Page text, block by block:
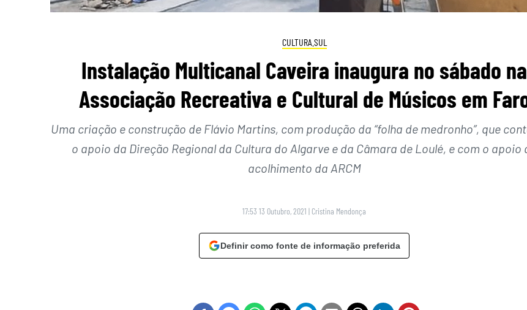
CULTURA.SUL
Instalação Multicanal Caveira inaugura no sábado na
Associação Recreativa e Cultural de Músicos em
Uma criação e construção de Flávio Martins, com produção da “folha de medronho”, que
o apoio da Direção Regional da Cultura do Algarve e da Câmara de Loulé, e com o apoio
acolhimento da ARCM
17:53 13 Outubro, 2021 | Cristina Mendonça
Definir como fonte de informação preferida